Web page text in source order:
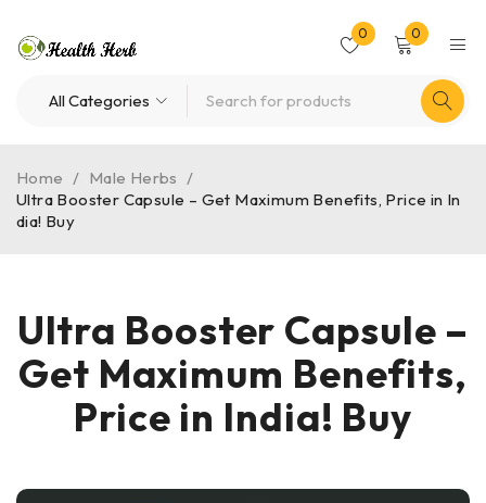
0 0
Home / Male Herbs /
Ultra Booster Capsule – Get Maximum Benefits, Price in In
dia! Buy
Ultra Booster Capsule –
Get Maximum Benefits,
Price in India! Buy